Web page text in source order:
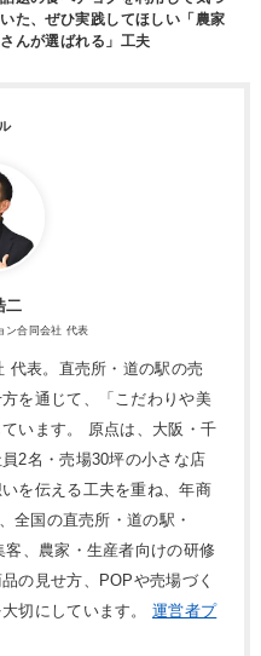
いた、ぜひ実践してほしい「農家
さんが選ばれる」工夫
二
ン合同会社 代表
代表。直売所・道の駅の売
を通じて、「こだわりや美
います。 原点は、大阪・千
2名・売場30坪の小さな店
を伝える工夫を重ね、年商
全国の直売所・道の駅・
、農家・生産者向けの研修
の見せ方、POPや売場づく
大切にしています。運営者プ